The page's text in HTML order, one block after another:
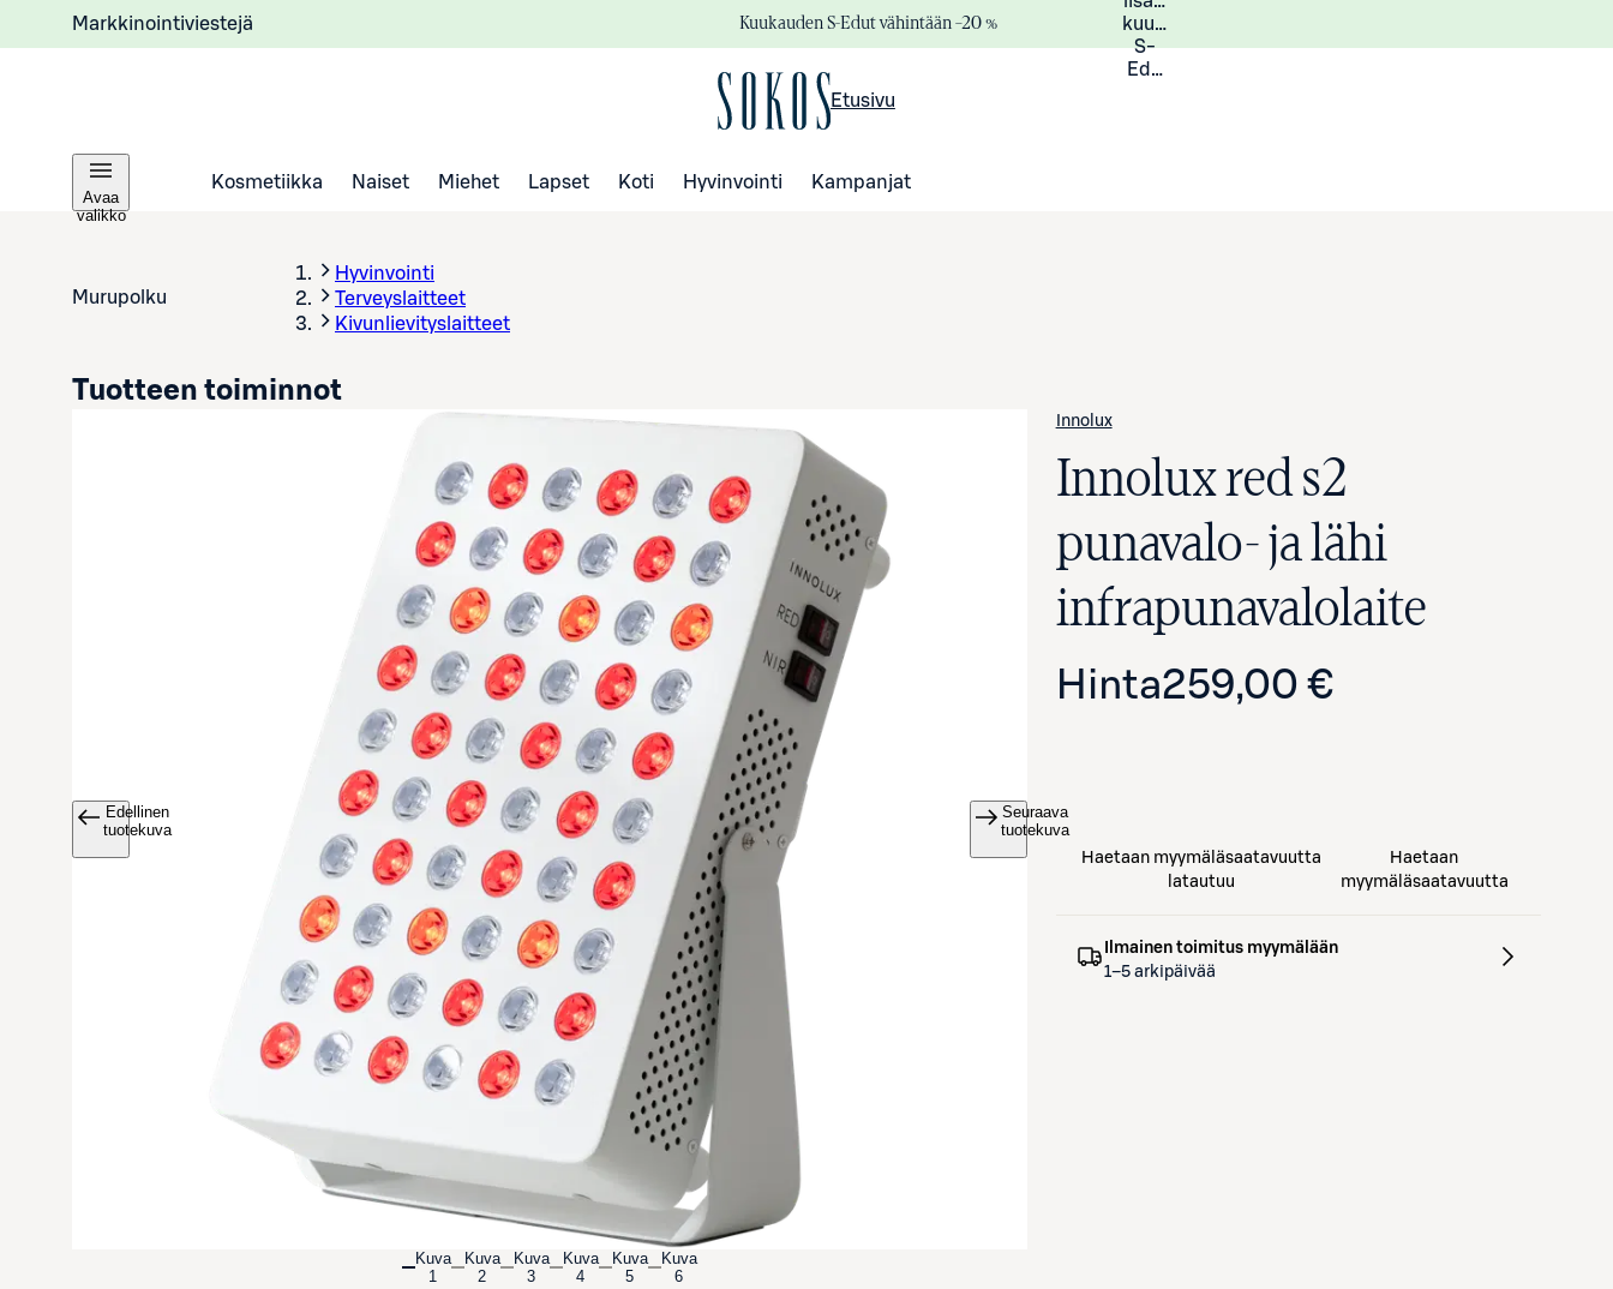
Markkinointiviestejä Kuukauden S-Edut vähintään –20 %
kuukauden
S-
Eduista
Etusivu
Avaa
valikko
Kosmetiikka Naiset Miehet Lapset Koti Hyvinvointi Kampanjat
Murupolku
Hyvinvointi
Terveyslaitteet
Kivunlievityslaitteet
Avaa tuotekuva suurennettuna
Edellinen
tuotekuva
Seuraava
tuotekuva
Kuva
1
Kuva
2
Kuva
3
Kuva
4
Kuva
5
Kuva
6
Innolux
Innolux red s2
punavalo- ja lähi
infrapunavalolaite
Hinta259,00 €
Tuotteen toiminnot
Haetaan myymäläsaatavuutta
latautuu
Haetaan
myymäläsaatavuutta
Ilmainen toimitus myymälään
1–5 arkipäivää